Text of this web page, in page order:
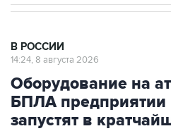
В РОССИИ
14:24, 8 августа 2026
Оборудование на
БПЛА
запустят в